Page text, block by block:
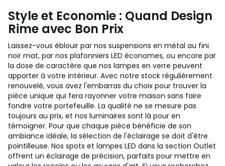
Style et Economie : Quand Design
Rime avec Bon Prix
Laissez-vous éblouir par nos suspensions en métal au fini
noir mat, par nos plafonniers LED économes, ou encore par
la dose de caractère que nos lampes en verre peuvent
apporter à votre intérieur. Avec notre stock régulièrement
renouvelé, vous avez l'embarras du choix pour trouver la
pièce unique qui fera rayonner votre maison sans faire
fondre votre portefeuille. La qualité ne se mesure pas
toujours au prix, et nos luminaires sont là pour en
témoigner. Pour que chaque pièce bénéficie de son
ambiance idéale, la sélection de l'éclairage se doit d'être
pointilleuse. Nos spots et lampes LED dans la section Outlet
offrent un éclairage de précision, parfaits pour mettre en